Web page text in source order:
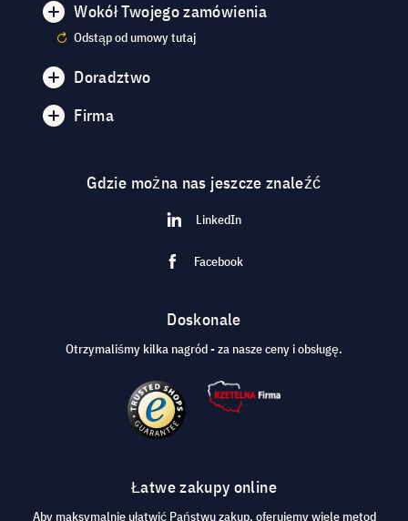
Wokół Twojego zamówienia
Odstąp od umowy tutaj
Doradztwo
Firma
Gdzie można nas jeszcze znaleźć
LinkedIn
Facebook
Doskonale
Otrzymaliśmy kilka nagród - za nasze ceny i obsługę.
Łatwe zakupy online
Aby maksymalnie ułatwić Państwu zakup, oferujemy wiele metod